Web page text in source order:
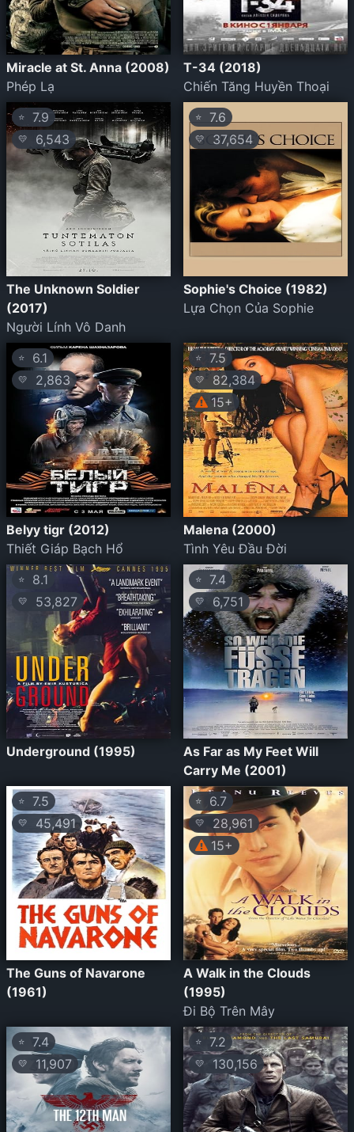
Miracle at St. Anna (2008)
Phép Lạ
T-34 (2018)
Chiến Tăng Huyền Thoại
⭐ 7.9
💛 6,543
The Unknown Soldier
(2017)
Người Lính Vô Danh
⭐ 7.6
💛 37,654
Sophie's Choice (1982)
Lựa Chọn Của Sophie
⭐ 6.1
💛 2,863
Belyy tigr (2012)
Thiết Giáp Bạch Hổ
⭐ 7.5
💛
82,384
15+
Malena (2000)
Tình Yêu Đầu Đời
⭐ 8.1
💛 53,827
Underground (1995)
⭐ 7.4
💛 6,751
As Far as My Feet Will
Carry Me (2001)
⭐ 7.5
💛 45,491
The Guns of Navarone
(1961)
⭐ 6.7
💛
28,961
15+
A Walk in the Clouds
(1995)
Đi Bộ Trên Mây
⭐ 7.4
💛 11,907
⭐ 7.2
💛 130,156